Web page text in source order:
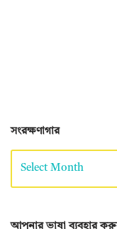
সংরক্ষণাগার
আপনার ভাষা ব্যবহার